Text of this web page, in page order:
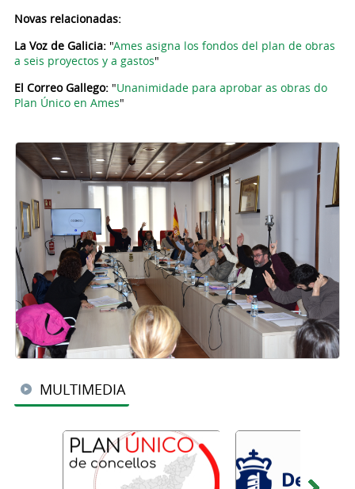
Novas relacionadas:
La Voz de Galicia:"Ames asigna los fondos del plan de obras
a seis proyectos y a gastos"
El Correo Gallego:"Unanimidade para aprobar as obras do
Plan Único en Ames"
MULTIMEDIA